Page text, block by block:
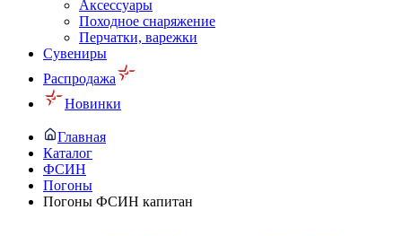
Аксессуары
Походное снаряжение
Перчатки, варежки
Сувениры
Распродажа
Новинки
Главная
Каталог
ФСИН
Погоны
Погоны ФСИН капитан